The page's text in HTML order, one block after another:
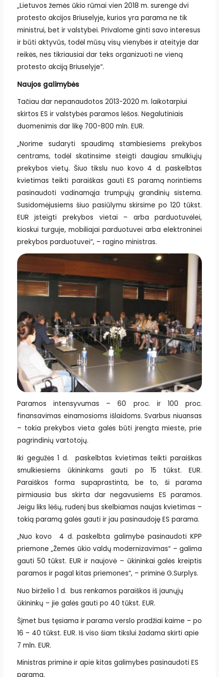
„Lietuvos žemės ūkio rūmai vien 2018 m. surengė dvi
protesto akcijos Briuselyje, kurios yra parama ne tik
ministrui, bet ir valstybei. Privalome ginti savo interesus
ir būti aktyvūs, todėl mūsų visų vienybės ir ateityje dar
reikės, nes tikriausiai dar teks organizuoti ne vieną
protesto akciją Briuselyje“.
Naujos galimybės
Tačiau dar nepanaudotos 2013-2020 m. laikotarpiui
skirtos ES ir valstybės paramos lėšos. Negalutiniais
duomenimis dar likę 700-800 mln. EUR.
„Norime sudaryti spaudimą stambiesiems prekybos
centrams, todėl skatinsime steigti daugiau smulkiųjų
prekybos vietų. Šiuo tikslu nuo kovo 4 d. paskelbtas
kvietimas teikti paraiškas gauti ES paramą norintiems
pasinaudoti vadinamąja trumpųjų grandinių sistema.
Susidomėjusiems šiuo pasiūlymu skirsime po 120 tūkst.
EUR įsteigti prekybos vietai – arba parduotuvėlei,
kioskui turguje, mobiliajai parduotuvei arba elektroninei
prekybos parduotuvei“, – ragino ministras.
Paramos intensyvumas – 60 proc. ir 100 proc.
finansavimas einamosioms išlaidoms. Svarbus niuansas
– tokia prekybos vieta galės būti įrengta mieste, prie
pagrindinių vartotojų.
Iki gegužės 1 d. paskelbtas kvietimas teikti paraiškas
smulkiesiems ūkininkams gauti po 15 tūkst. EUR.
Paraiškos forma supaprastinta, be to, ši parama
pirmiausia bus skirta dar negavusiems ES paramos.
Jeigu liks lėšų, rudenį bus skelbiamas naujas kvietimas –
tokią paramą galės gauti ir jau pasinaudoję ES parama.
„Nuo kovo 4 d. paskelbta galimybė pasinaudoti KPP
priemone „Žemės ūkio valdų modernizavimas“ – galima
gauti 50 tūkst. EUR ir naujovė – ūkininkai galės kreiptis
paramos ir pagal kitas priemones“, – priminė G.Surplys.
Nuo birželio 1 d. bus renkamos paraiškos iš jaunųjų
ūkininkų – jie galės gauti po 40 tūkst. EUR.
Šįmet bus tęsiama ir parama verslo pradžiai kaime – po
16 – 40 tūkst. EUR. Iš viso šiam tikslui žadama skirti apie
7 mln. EUR.
Ministras priminė ir apie kitas galimybes pasinaudoti ES
parama.